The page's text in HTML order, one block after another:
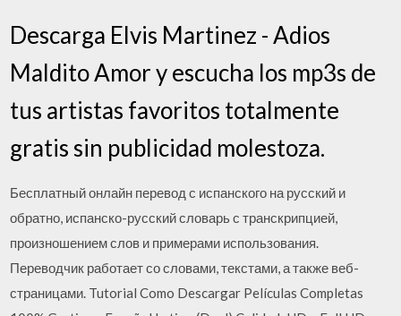
Descarga Elvis Martinez - Adios
Maldito Amor y escucha los mp3s de
tus artistas favoritos totalmente
gratis sin publicidad molestoza.
Бесплатный онлайн перевод с испанского на русский и
обратно, испанско-русский словарь с транскрипцией,
произношением слов и примерами использования.
Переводчик работает со словами, текстами, а также веб-
страницами. Tutorial Como Descargar Películas Completas